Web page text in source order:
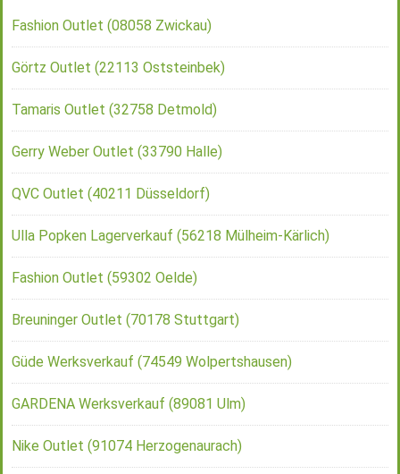
Fashion Outlet (08058 Zwickau)
Görtz Outlet (22113 Oststeinbek)
Tamaris Outlet (32758 Detmold)
Gerry Weber Outlet (33790 Halle)
QVC Outlet (40211 Düsseldorf)
Ulla Popken Lagerverkauf (56218 Mülheim-Kärlich)
Fashion Outlet (59302 Oelde)
Breuninger Outlet (70178 Stuttgart)
Güde Werksverkauf (74549 Wolpertshausen)
GARDENA Werksverkauf (89081 Ulm)
Nike Outlet (91074 Herzogenaurach)